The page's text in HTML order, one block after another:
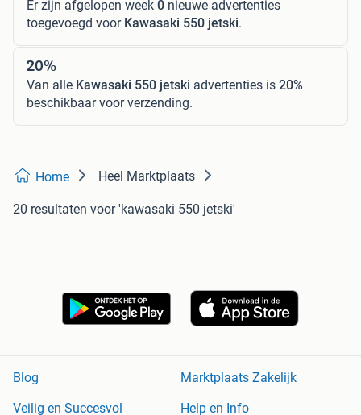
Er zijn afgelopen week 0 nieuwe advertenties
toegevoegd voor Kawasaki 550 jetski.
20%
Van alle Kawasaki 550 jetski advertenties is 20%
beschikbaar voor verzending.
Home Heel Marktplaats
20 resultaten voor 'kawasaki 550 jetski'
Blog
Marktplaats Zakelijk
Veilig en Succesvol
Help en Info